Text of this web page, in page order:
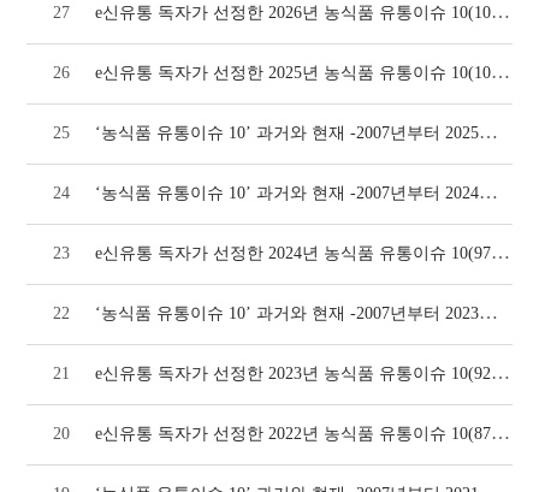
27 e신유통 독자가 선정한 2026년 농식품 유통이슈 10(1072호)
26 e신유통 독자가 선정한 2025년 농식품 유통이슈 10(1024호)
25 ‘농식품 유통이슈 10’ 과거와 현재 -2007년부터 2025년까지(1024호)
24 ‘농식품 유통이슈 10’ 과거와 현재 -2007년부터 2024년까지(970호)
23 e신유통 독자가 선정한 2024년 농식품 유통이슈 10(970호)
22 ‘농식품 유통이슈 10’ 과거와 현재 -2007년부터 2023년까지(924호)
21 e신유통 독자가 선정한 2023년 농식품 유통이슈 10(924호)
20 e신유통 독자가 선정한 2022년 농식품 유통이슈 10(874호)